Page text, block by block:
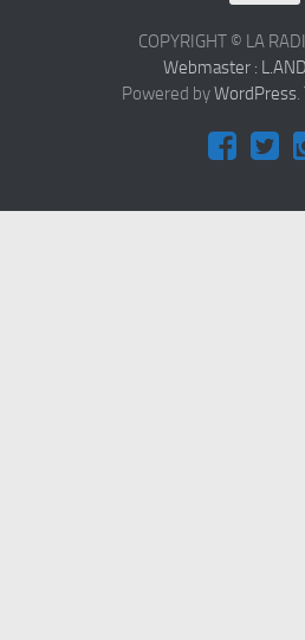
COPYRIGHT © LA
Webmaster :
Powered byWordPress